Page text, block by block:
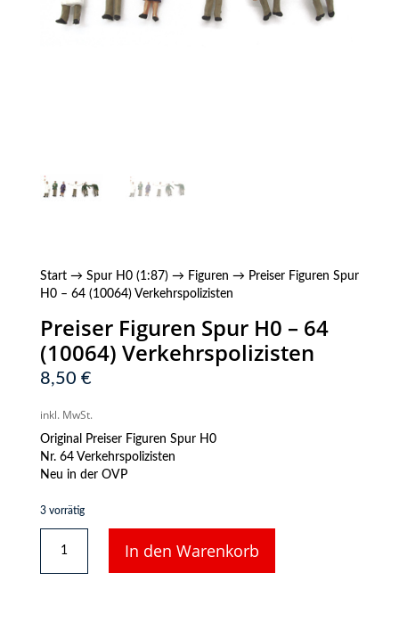
Start→ Spur H0 (1:87)→ Figuren → Preiser Figuren Spur
H0 – 64 (10064) Verkehrspolizisten
Preiser Figuren Spur H0 – 64
(10064) Verkehrspolizisten
8,50 €
inkl. MwSt.
Original Preiser Figuren Spur H0
Nr. 64 Verkehrspolizisten
Neu in der OVP
3 vorrätig
Figuren
Spur
In den Warenkorb